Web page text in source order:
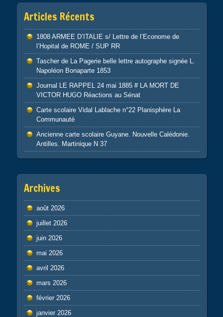
Articles Récents
1808 ARMEE D’ITALIE s/ Lettre de l’Econome de
l’Hopital de ROME / SUP RR
Tascher de La Pagerie belle lettre autographe signée L.
Napoléon Bonaparte 1853
Journal LE RAPPEL 24 mai 1885 # LA MORT DE
VICTOR HUGO Réactions au Sénat
Carte scolaire Vidal Lablache n°22 Planisphère La
Communauté
Ancienne carte scolaire Guyane. Nouvelle Calédonie.
Antilles. Martinique N 37
Archives
août 2026
juillet 2026
juin 2026
mai 2026
avril 2026
mars 2026
février 2026
janvier 2026